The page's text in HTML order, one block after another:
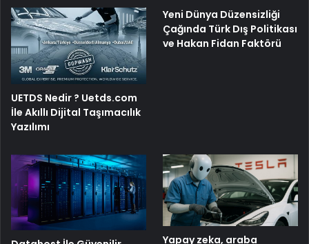
UETDS Nedir ? Uetds.com
İle Akıllı Dijital Taşımacılık
Yazılımı
Yeni Dünya Düzensizliği
Çağında Türk Dış Politikası
ve Hakan Fidan Faktörü
Yapay zeka, araba